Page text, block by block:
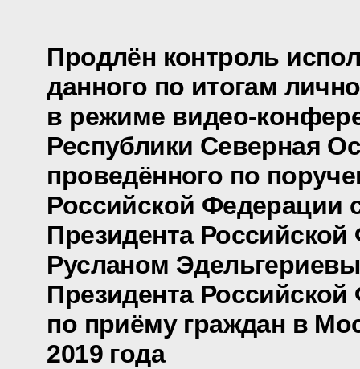
Продлён контроль
данного по итогам
в режиме видео-
Республики Северная
проведённого по
Российской Федерации
Президента
Русланом
Президента
по приёму граждан в
2019 года